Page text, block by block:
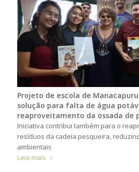
Projeto de escola de
solução para falta de água
reaproveitamento da ossada de
Iniciativa contribui também para o
resíduos da cadeia pesqueira,
ambientais
Leia mais